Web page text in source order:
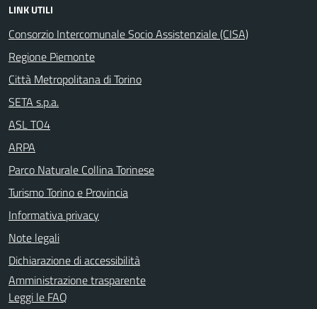
LINK UTILI
Consorzio Intercomunale Socio Assistenziale (CISA)
Regione Piemonte
Città Metropolitana di Torino
SETA s.p.a.
ASL TO4
ARPA
Parco Naturale Collina Torinese
Turismo Torino e Provincia
Informativa privacy
Note legali
Dichiarazione di accessibilità
Amministrazione trasparente
Leggi le FAQ